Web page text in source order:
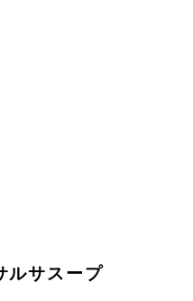
ルサスープ